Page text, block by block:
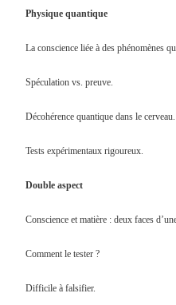
Physique quantique
La conscience liée à des phénomènes
Spéculation vs. preuve.
Décohérence quantique dans le cerveau.
Tests expérimentaux rigoureux.
Double aspect
Conscience et matière : deux faces
Comment le tester ?
Difficile à falsifier.